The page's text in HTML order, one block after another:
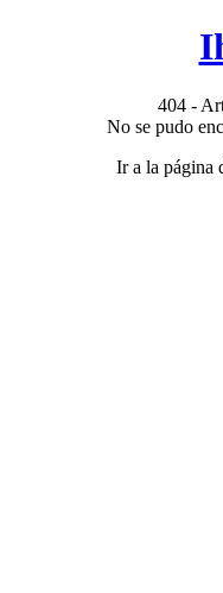
404 -
No se pudo
Ir a la página